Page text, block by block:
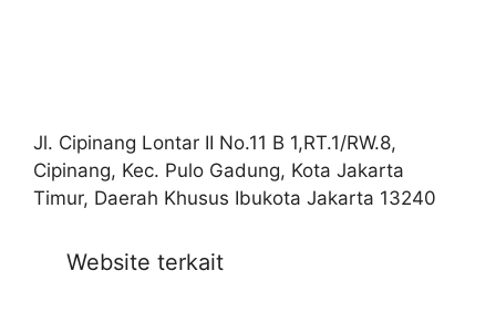
Jl. Cipinang Lontar II No.11 B 1,RT.1/RW.8,
Cipinang, Kec. Pulo Gadung, Kota Jakarta
Timur, Daerah Khusus Ibukota Jakarta 13240
Website terkait